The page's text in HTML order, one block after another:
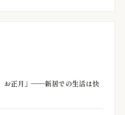
正月」——新居での生活は快